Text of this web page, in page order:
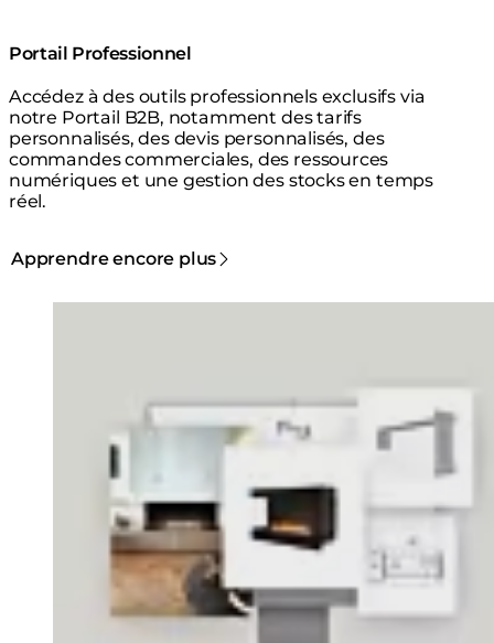
Portail Professionnel
Accédez à des outils professionnels exclusifs via
notre Portail B2B, notamment des tarifs
personnalisés, des devis personnalisés, des
commandes commerciales, des ressources
numériques et une gestion des stocks en temps
réel.
Apprendre encore plus